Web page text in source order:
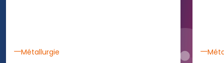
Métallurgie